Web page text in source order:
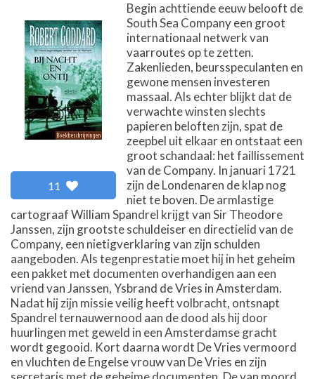
11
Begin achttiende eeuw belooft de
South Sea Company een groot
internationaal netwerk van
vaarroutes op te zetten.
Zakenlieden, beursspeculanten en
gewone mensen investeren
massaal. Als echter blijkt dat de
verwachte winsten slechts
papieren beloften zijn, spat de
zeepbel uit elkaar en ontstaat een
groot schandaal: het faillissement
van de Company. In januari 1721
zijn de Londenaren de klap nog
niet te boven. De armlastige
cartograaf William Spandrel krijgt van Sir Theodore
Janssen, zijn grootste schuldeiser en directielid van de
Company, een nietigverklaring van zijn schulden
aangeboden. Als tegenprestatie moet hij in het geheim
een pakket met documenten overhandigen aan een
vriend van Janssen, Ysbrand de Vries in Amsterdam.
Nadat hij zijn missie veilig heeft volbracht, ontsnapt
Spandrel ternauwernood aan de dood als hij door
huurlingen met geweld in een Amsterdamse gracht
wordt gegooid. Kort daarna wordt De Vries vermoord
en vluchten de Engelse vrouw van De Vries en zijn